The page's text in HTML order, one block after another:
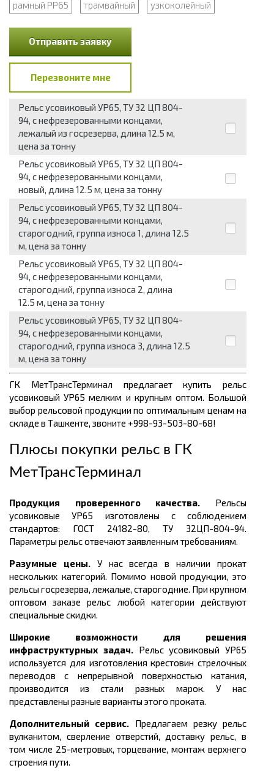
рамный РР65
трамвайный узкоколейный
Отправить заявку
Перезвоните мне
Рельс усовиковый УР65, ТУ 32 ЦП 804-
94, с нефрезерованными концами,
лежалый из госрезерва, длина 12.5 м,
цена за тонну
Рельс усовиковый УР65, ТУ 32 ЦП 804-
94, с нефрезерованными концами,
новый, длина 12.5 м, цена за тонну
Рельс усовиковый УР65, ТУ 32 ЦП 804-
94, с нефрезерованными концами,
старогодний, группа износа 1, длина 12.5
м, цена за тонну
Рельс усовиковый УР65, ТУ 32 ЦП 804-
94, с нефрезерованными концами,
старогодний, группа износа 2, длина
12.5 м, цена за тонну
Рельс усовиковый УР65, ТУ 32 ЦП 804-
94, с нефрезерованными концами,
старогодний, группа износа 3, длина 12.5
м, цена за тонну
ГК МетТрансТерминал предлагает купить рельс
усовиковый УР65 мелким и крупным оптом. Большой
выбор рельсовой продукции по оптимальным ценам на
складе в Ташкенте, звоните +998-93-503-80-68!
Плюсы покупки рельс в ГК
МетТрансТерминал
Продукция проверенного качества. Рельсы
усовиковые УР65 изготовлены с соблюдением
стандартов: ГОСТ 24182-80, ТУ 32ЦП-804-94.
Параметры рельс отвечают заявленным требованиям.
Разумные цены. У нас всегда в наличии прокат
нескольких категорий. Помимо новой продукции, это
рельсы госрезерва, лежалые, старогодние. При крупном
оптовом заказе рельс любой категории действуют
специальные скидки.
Широкие возможности для решения
инфраструктурных задач. Рельс усовиковый УР65
используется для изготовления крестовин стрелочных
переводов с непрерывной поверхностью катания,
производится из стали разных марок.У нас
представлены разные варианты этого проката.
Дополнительный сервис. Предлагаем резку рельс
вулканитом, сверление отверстий, доставку рельс, в
том числе 25-метровых, торцевание, монтаж верхнего
строения пути.